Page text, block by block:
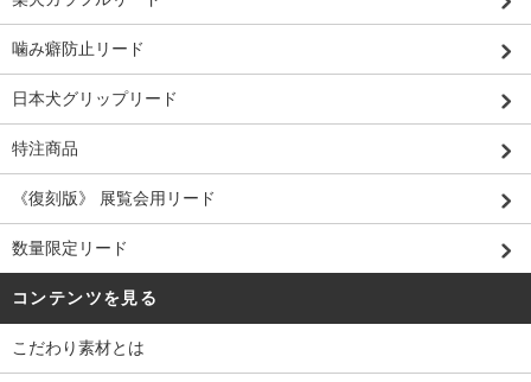
噛み癖防止リード
日本犬グリップリード
特注商品
《復刻版》 展覧会用リード
数量限定リード
コンテンツを見る
こだわり素材とは